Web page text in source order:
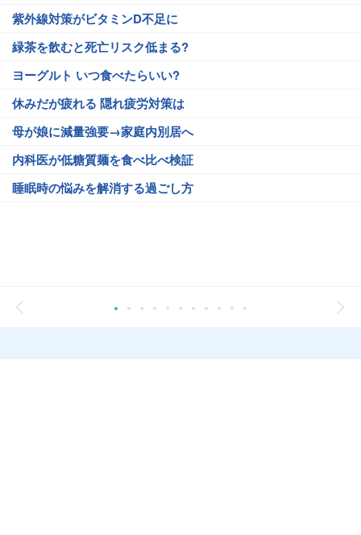
紫外線対策がビタミンD不足に
緑茶を飲むと死亡リスク低まる?
ヨーグルト いつ食べたらいい?
休みだが疲れる 隠れ疲労対策は
母が娘に減量強要→家庭内別居へ
内科医が低糖質麺を食べ比べ検証
睡眠時の悩みを解消する過ごし方